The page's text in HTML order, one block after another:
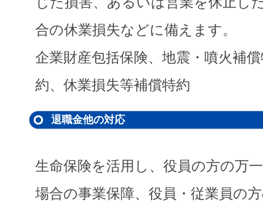
合の休業損失などに備えます。
企業財産包括保険、地震・噴火補
約、休業損失等補償特約
退職金他の対応
生命保険を活用し、役員の方の万
場合の事業保障、役員・従業員の